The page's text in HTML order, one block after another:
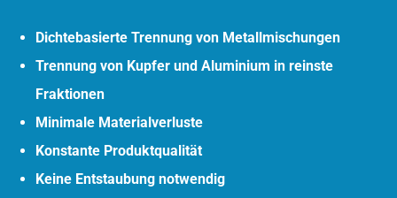
Dichtebasierte Trennung von Metallmischungen
Trennung von Kupfer und Aluminium in reinste
Fraktionen
Minimale Materialverluste
Konstante Produktqualität
Keine Entstaubung notwendig